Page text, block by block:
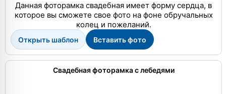
Данная фоторамка свадебная имеет форму сердца, в
которое вы сможете свое фото на фоне обручальных
колец и пожеланий.
Открыть шаблон Вставить фото
Свадебная фоторамка с лебедями